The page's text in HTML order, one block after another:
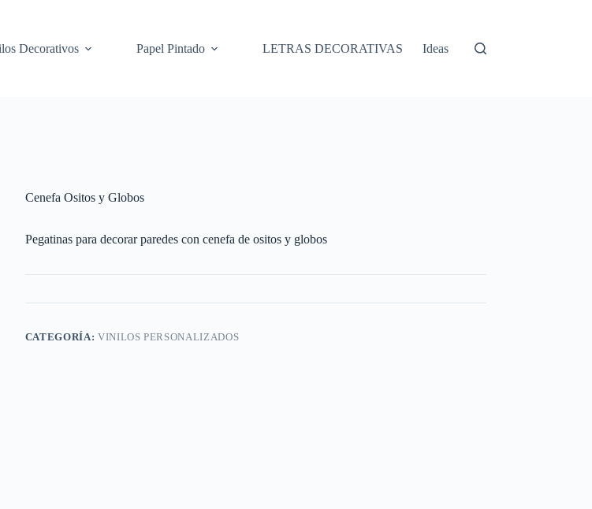
Decorativos Papel Pintado LETRAS DECORATIVAS Ideas
Cenefa Ositos y Globos
Pegatinas para decorar paredes con cenefa de ositos y globos
CATEGORÍA: VINILOS PERSONALIZADOS